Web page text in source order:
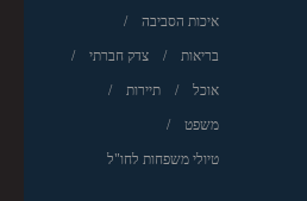
איכות הסביבה
בריאות צדק חברתי
אוכל תיירות
משפט
טיולי משפחות לחו"ל